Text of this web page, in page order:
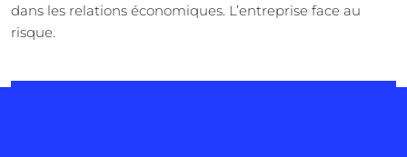
dans les relations économiques. L’entreprise face au
risque.